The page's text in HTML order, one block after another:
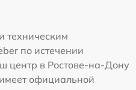
техническим
по истечении
центр в Ростове-на-Дону
официальной